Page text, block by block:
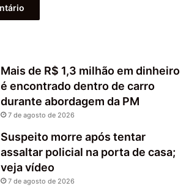
Mais de R$ 1,3 milhão em dinheiro
é encontrado dentro de carro
durante abordagem da PM
7 de agosto de 2026
Suspeito morre após tentar
assaltar policial na porta de casa;
veja vídeo
7 de agosto de 2026